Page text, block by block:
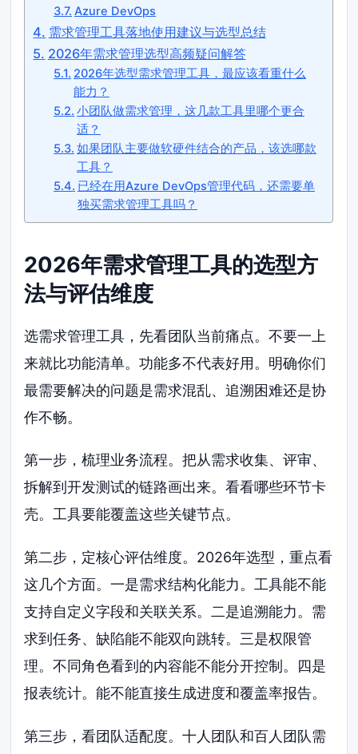
Azure DevOps
需求管理工具落地使用建议与选型总结
2026年需求管理选型高频疑问解答
2026年选型需求管理工具，最应该看重什么
能力？
小团队做需求管理，这几款工具里哪个更合
适？
如果团队主要做软硬件结合的产品，该选哪款
工具？
已经在用Azure DevOps管理代码，还需要单
独买需求管理工具吗？
2026年需求管理工具的选型方
法与评估维度
选需求管理工具，先看团队当前痛点。不要一上
来就比功能清单。功能多不代表好用。明确你们
最需要解决的问题是需求混乱、追溯困难还是协
作不畅。
第一步，梳理业务流程。把从需求收集、评审、
拆解到开发测试的链路画出来。看看哪些环节卡
壳。工具要能覆盖这些关键节点。
第二步，定核心评估维度。2026年选型，重点看
这几个方面。一是需求结构化能力。工具能不能
支持自定义字段和关联关系。二是追溯能力。需
求到任务、缺陷能不能双向跳转。三是权限管
理。不同角色看到的内容能不能分开控制。四是
报表统计。能不能直接生成进度和覆盖率报告。
第三步，看团队适配度。十人团队和百人团队需